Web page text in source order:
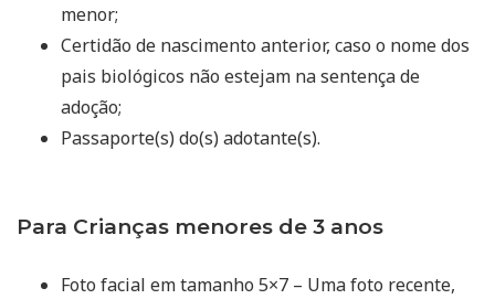
menor;
Certidão de nascimento anterior, caso o nome dos
pais biológicos não estejam na sentença de
adoção;
Passaporte(s) do(s) adotante(s).
Para Crianças menores de 3 anos
Foto facial em tamanho 5×7 – Uma foto recente,